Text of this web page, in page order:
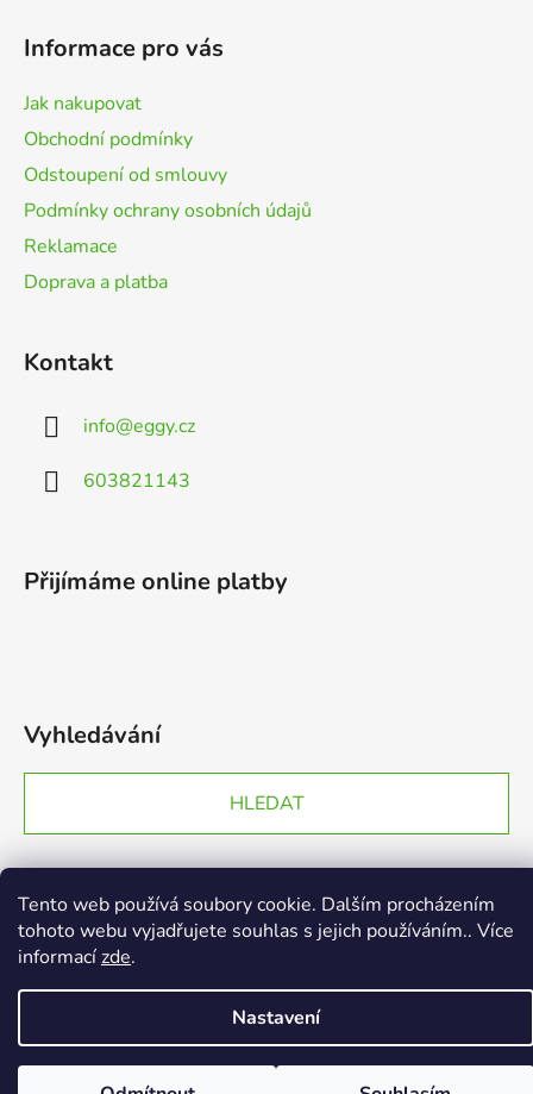
Tento web používá soubory cookie. Dalším procházením
tohoto webu vyjadřujete souhlas s jejich používáním.. Více
informacízde.
Nastavení
Informace pro vás
Jak nakupovat
Obchodní podmínky
Odstoupení od smlouvy
Podmínky ochrany osobních údajů
Reklamace
Doprava a platba
Kontakt
info@eggy.cz
603821143
Přijímáme online platby
Vyhledávání
HLEDAT
Vytvořil Shoptet
Copyright 2026EGGY.cz. Všechna práva vyhrazena.